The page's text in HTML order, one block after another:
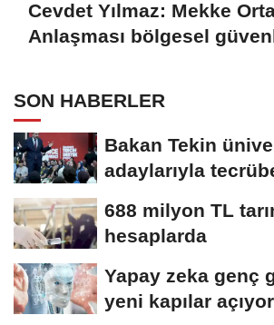
Cevdet Yılmaz: Mekke
Anlaşması bölgesel
SON HABERLER
Bakan Tekin
adaylarıyla
688 milyon TL
hesaplarda
Yapay zeka genç
yeni kapılar açıyor